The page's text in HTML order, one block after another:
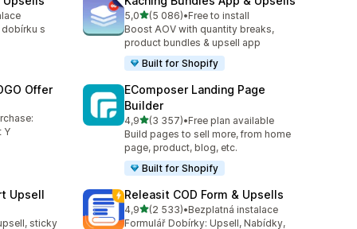
s
5,0z 5 hvězd
(5 086)
Celkový počet recenzí: 5086
•Free to install
Boost AOV with quantity breaks,
product bundles & upsell app
Built for Shopify
Offer
Y
EComposer Landing Page
Builder
4,9z 5 hvězd
(3 357)
Celkový počet recenzí: 3357
•Free plan available
Build pages to sell more, from home
page, product, blog, etc.
Built for Shopify
Upsell
sticky
Releasit COD Form & Upsells
4,9z 5 hvězd
(2 533)
Celkový počet recenzí: 2533
•Bezplatná instalace
Formulář Dobírky: Upsell, Nabídky,